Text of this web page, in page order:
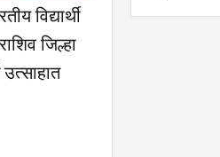
भाजप पक्षाने नव्यांना
मोठ्या मनाने सामील
करून घेतले म्हणूनच पक्ष